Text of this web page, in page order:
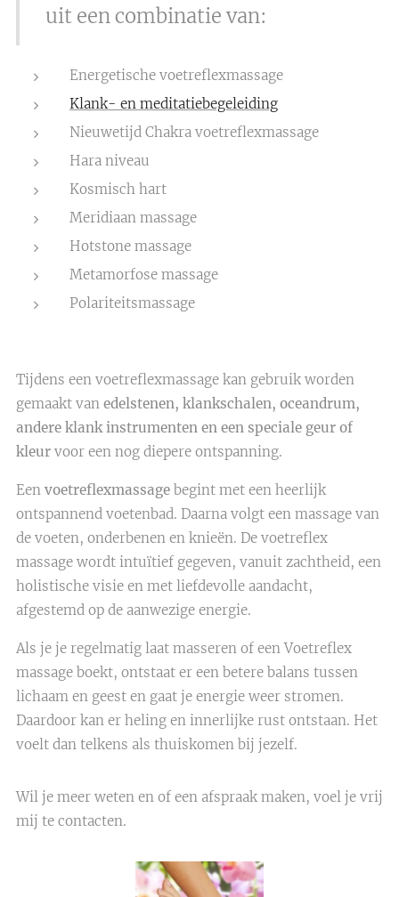
uit een combinatie van:
Energetische voetreflexmassage
Klank- en meditatiebegeleiding
Nieuwetijd Chakra voetreflexmassage
Hara niveau
Kosmisch hart
Meridiaan massage
Hotstone massage
Metamorfose massage
Polariteitsmassage
Tijdens een voetreflexmassage kan gebruik worden
gemaakt van edelstenen, klankschalen, oceandrum,
andere klank instrumenten en een speciale geur of
kleur voor een nog diepere ontspanning.
Een voetreflexmassage begint met een heerlijk
ontspannend voetenbad. Daarna volgt een massage van
de voeten, onderbenen en knieën. De voetreflex
massage wordt intuïtief gegeven, vanuit zachtheid, een
holistische visie en met liefdevolle aandacht,
afgestemd op de aanwezige energie.
Als je je regelmatig laat masseren of een Voetreflex
massage boekt, ontstaat er een betere balans tussen
lichaam en geest en gaat je energie weer stromen.
Daardoor kan er heling en innerlijke rust ontstaan. Het
voelt dan telkens als thuiskomen bij jezelf.
Wil je meer weten en of een afspraak maken, voel je vrij
mij te contacten.